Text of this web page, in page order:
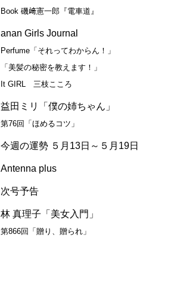
Book 磯﨑憲一郎『電車道』
anan Girls Journal
Perfume「それってわからん！」
「美髪の秘密を教えます！」
It GIRL 三枝こころ
益田ミリ「僕の姉ちゃん」
第76回「ほめるコツ」
今週の運勢 ５月13日～５月19日
Antenna plus
次号予告
林 真理子「美女入門」
第866回「贈り、贈られ」